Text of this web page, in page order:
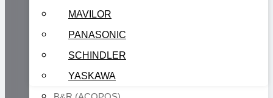
MAVILOR
PANASONIC
SCHINDLER
YASKAWA